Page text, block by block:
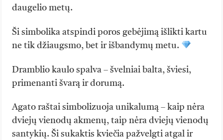
daugelio metų.
Ši simbolika atspindi poros gebėjimą išlikti kartu
ne tik džiaugsmo, bet ir išbandymų metu.
Dramblio kaulo spalva – švelniai balta, šviesi,
primenanti švarą ir dorumą.
Agato raštai simbolizuoja unikalumą – kaip nėra
dviejų vienodų akmenų, taip nėra dviejų vienodų
santykių. Ši sukaktis kviečia pažvelgti atgal ir